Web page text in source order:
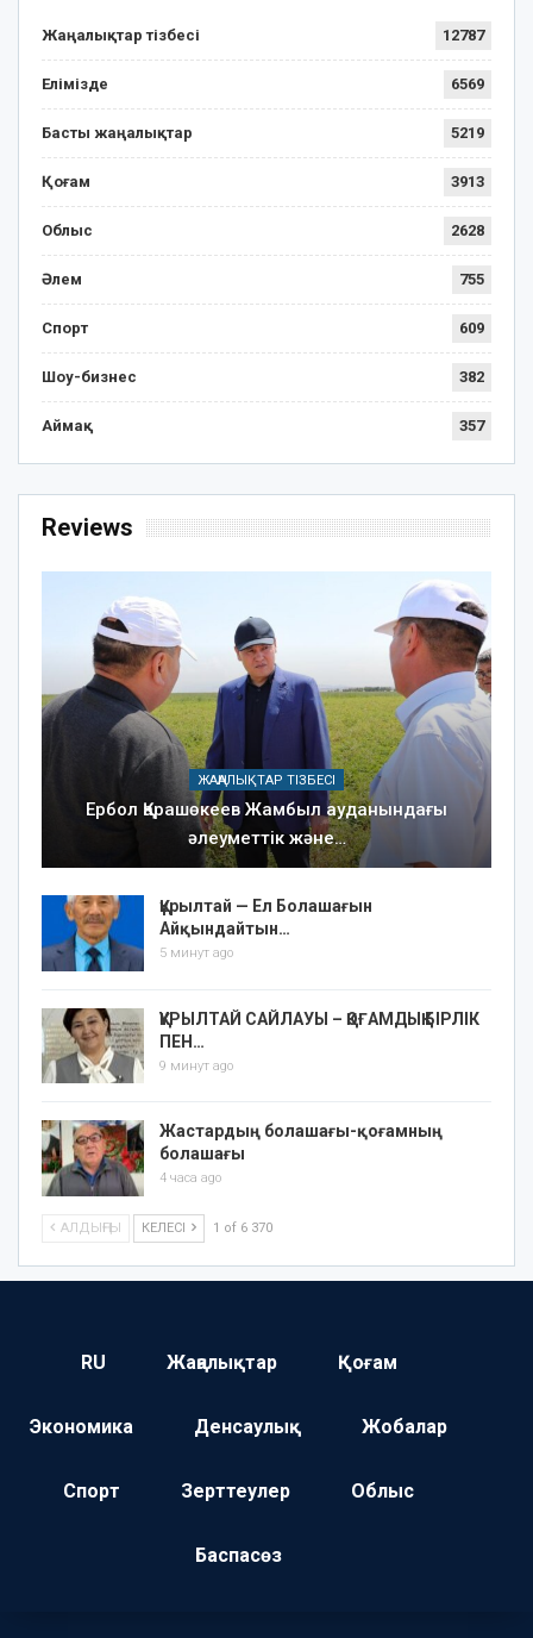
Жаңалықтар тізбесі 12787
Елімізде 6569
Басты жаңалықтар 5219
Қоғам 3913
Облыс 2628
Әлем 755
Спорт 609
Шоу-бизнес 382
Аймақ 357
Reviews
ЖАҢАЛЫҚТАР ТІЗБЕСІ
Ербол Қарашөкеев Жамбыл ауданындағы
әлеуметтік және…
Құрылтай — Ел Болашағын
Айқындайтын…
5 минут ago
ҚҰРЫЛТАЙ САЙЛАУЫ – ҚОҒАМДЫҚ БІРЛІК
ПЕН…
9 минут ago
Жастардың болашағы-қоғамның
болашағы
4 часа ago
АЛДЫҢҒЫ КЕЛЕСІ 1 of 6 370
RU Жаңалықтар Қоғам
Экономика Денсаулық Жобалар
Спорт Зерттеулер Облыс
Баспасөз